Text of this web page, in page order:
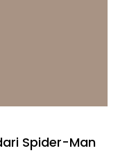
Spider-Man